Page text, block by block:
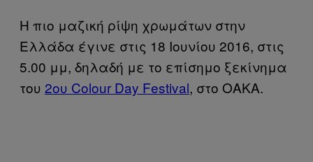
Η πιο μαζική ρίψη χρωμάτων στην
Ελλάδα έγινε στις 18 Ιουνίου 2016, στις
5.00 μμ, δηλαδή με το επίσημο ξεκίνημα
του 2ου Colour Day Festival, στο ΟΑΚΑ.